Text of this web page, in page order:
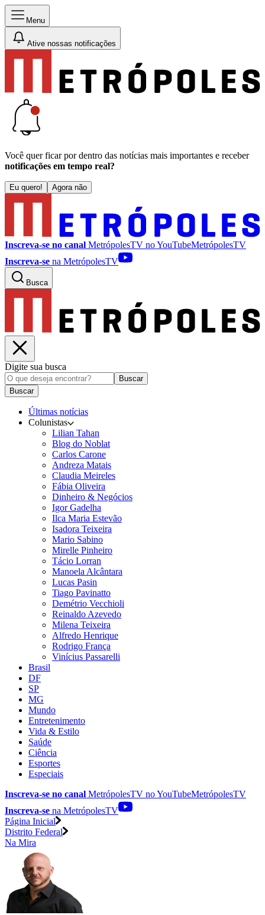
Menu
Ative nossas notificações
Você quer ficar por dentro das notícias mais importantes e receber
notificações em tempo real?
Eu quero! Agora não
Inscreva-se no canal MetrópolesTV noYouTubeMetrópolesTV
Inscreva-se na MetrópolesTV
Busca
Digite sua busca
Buscar
Buscar
Últimas notícias
Colunistas
Lilian Tahan
Blog do Noblat
Carlos Carone
Andreza Matais
Claudia Meireles
Fábia Oliveira
Dinheiro & Negócios
Igor Gadelha
Ilca Maria Estevão
Isadora Teixeira
Mario Sabino
Mirelle Pinheiro
Tácio Lorran
Manoela Alcântara
Lucas Pasin
Tiago Pavinatto
Demétrio Vecchioli
Reinaldo Azevedo
Milena Teixeira
Alfredo Henrique
Rodrigo França
Vinícius Passarelli
Brasil
DF
SP
MG
Mundo
Entretenimento
Vida & Estilo
Saúde
Ciência
Esportes
Especiais
Inscreva-se no canal MetrópolesTV noYouTubeMetrópolesTV
Inscreva-se na MetrópolesTV
Página Inicial
Distrito Federal
Na Mira